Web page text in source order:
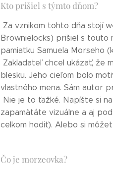
Kto prišiel s týmto dňom?
Za vznikom tohto dňa stojí
Brownielocks) prišiel s touto
pamiatku Samuela Morseho
Zakladateľ chcel ukázať, že
blesku. Jeho cieľom bolo
vlastného mena. Sám autor
Nie je to ťažké. Napíšte si
zapamätáte vizuálne a aj
celkom hodiť). Alebo si
Čo je morzeovka?